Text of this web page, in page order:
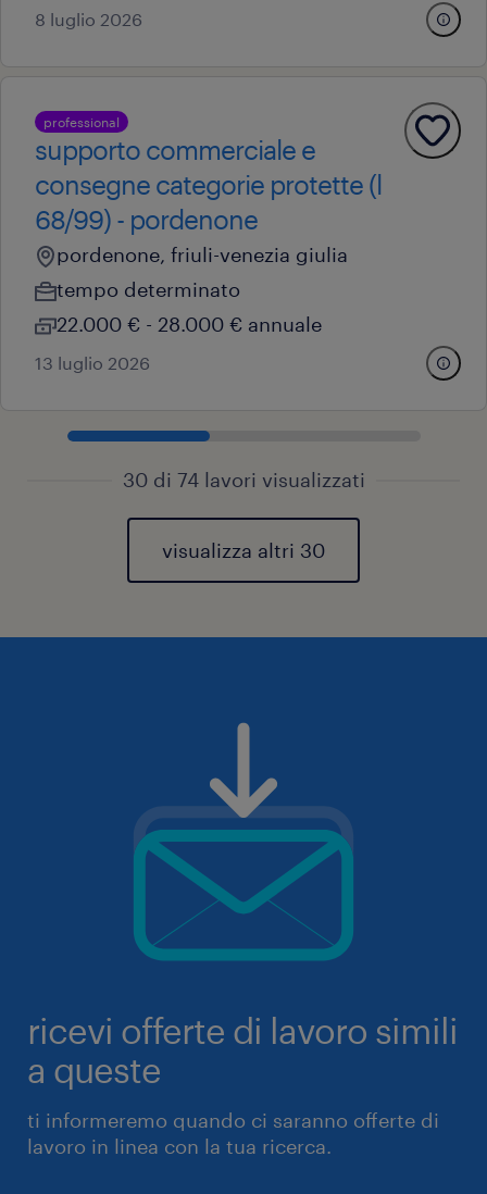
8 luglio 2026
professional
supporto commerciale e
consegne categorie protette (l
68/99) - pordenone
pordenone, friuli-venezia giulia
tempo determinato
22.000 € - 28.000 € annuale
13 luglio 2026
30 di 74 lavori visualizzati
visualizza altri 30
ricevi offerte di lavoro simili
a queste
ti informeremo quando ci saranno offerte di
lavoro in linea con la tua ricerca.